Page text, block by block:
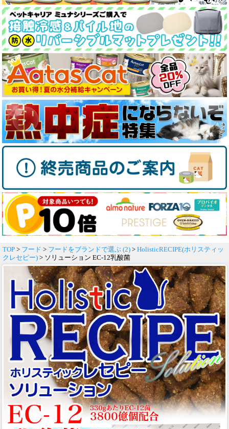
TOP > フード > フードをブランドで選ぶ (2) > HolisticRECIPE(ホリスティッ
クレセピー) > ソリューション EC-12乳酸菌